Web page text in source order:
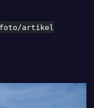
foto/artikel